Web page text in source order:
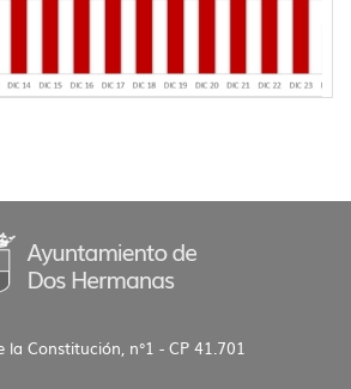
la Constitución, n°1 - CP 41.701